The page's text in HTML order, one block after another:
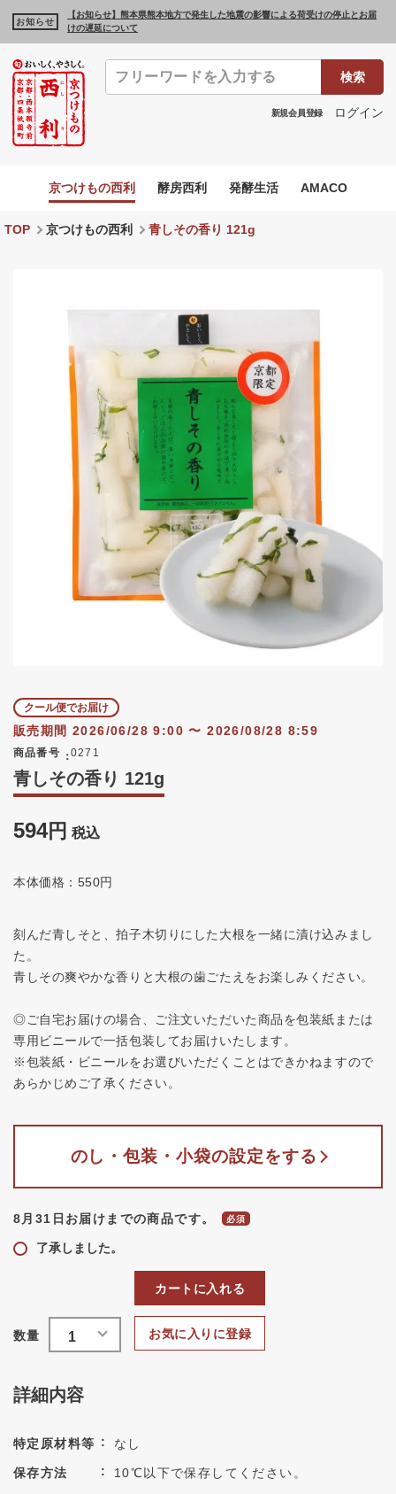
お知らせ
【お知らせ】熊本県熊本地方で発生した地震の影響による荷受けの停止とお届
けの遅延について
検索
新規会員登録 ログイン
京つけもの西利 酵房西利 発酵生活 AMACO
TOP 京つけもの西利 青しその香り 121g
クール便でお届け
販売期間 2026/06/28 9:00〜 2026/08/28 8:59
商品番号 0271
青しその香り 121g
594 税込
本体価格：550円
刻んだ青しそと、拍子木切りにした大根を一緒に漬け込みまし
た。
青しその爽やかな香りと大根の歯ごたえをお楽しみください。
◎ご自宅お届けの場合、ご注文いただいた商品を包装紙または
専用ビニールで一括包装してお届けいたします。
※包装紙・ビニールをお選びいただくことはできかねますので
あらかじめご了承ください。
のし・包装・小袋の設定をする
8月31日お届けまでの商品です。
了承しました。
お気に入りに登録
カートに入れる
詳細内容
特定原材料等 なし
保存方法 10℃以下で保存してください。